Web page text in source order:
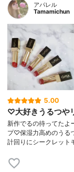
アパレル
Tamamichun
5.00
♡大好きうるつや
新作でるの待ってた
プ♡保湿力高めのうる
計回りにシークレット